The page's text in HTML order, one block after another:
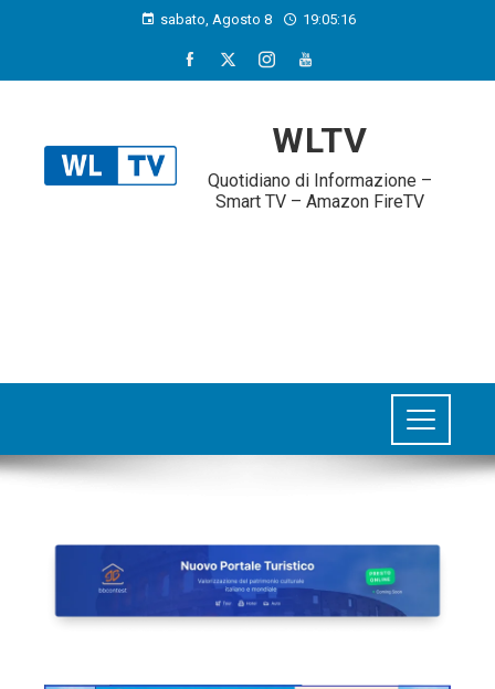
sabato, Agosto 8 19:05:17
WLTV
Quotidiano di Informazione –
Smart TV – Amazon FireTV